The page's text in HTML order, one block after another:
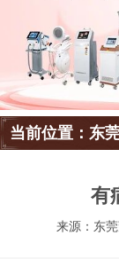
当前位置：东
有
来源：东